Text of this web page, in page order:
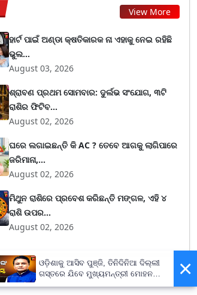
View More
ହାର୍ଟ ପାଇଁ ଅଣ୍ଡା କ୍ଷତିକାରକ ନା ଏହାକୁ ନେଇ ରହିଛି
ଭୁଲ...
August 03, 2026
ଶ୍ରାବଣ ପ୍ରଥମ ସୋମବାର: ଦୁର୍ଲଭ ସଂଯୋଗ, ୩ଟି
ରାଶିର ଫିଟିବ...
August 02, 2026
ଘରେ ଲଗାଇଛନ୍ତି କି AC ? ତେବେ ଆଗକୁ ଲାଗିପାରେ
ଜରିମାନା,...
August 02, 2026
ମିଥୁନ ରାଶିରେ ପ୍ରବେଶ କରିଛନ୍ତି ମଙ୍ଗଳ, ଏହି ୪
ରାଶି ଉପର...
August 02, 2026
×
ଓଡ଼ିଶାକୁ ଆସିବ ପୁଞ୍ଜି, ତିନିଦିନିଆ ଦିଲ୍ଲୀ
ଗସ୍ତରେ ଯିବେ ମୁଖ୍ୟମନ୍ତ୍ରୀ ମୋହନ
ମାଝୀ